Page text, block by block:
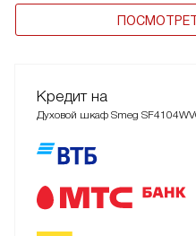
Кредит на
Духовой шкаф Smeg